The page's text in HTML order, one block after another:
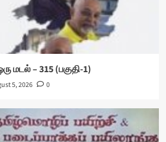
மடல் – 315 (பகுதி-1)
5, 2026 0